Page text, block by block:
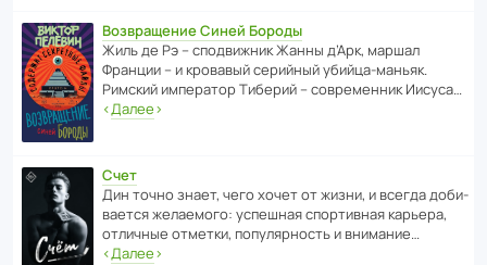
Возвращение Синей Бороды
Жиль де Рэ – спод­ви­жник Жанны д’Арк, маршал
Франции – и кровавый серийный убийца-маньяк.
Римский импе­ратор Тиберий – совре­менник Иисуса…
‹Далее›
Счет
Дин точно знает, чего хочет от жизни, и всегда доби­
ва­ется жела­е­мого: успе­шная спор­ти­вная карьера,
отли­чные отметки, попу­ля­р­ность и внимание…
‹Далее›